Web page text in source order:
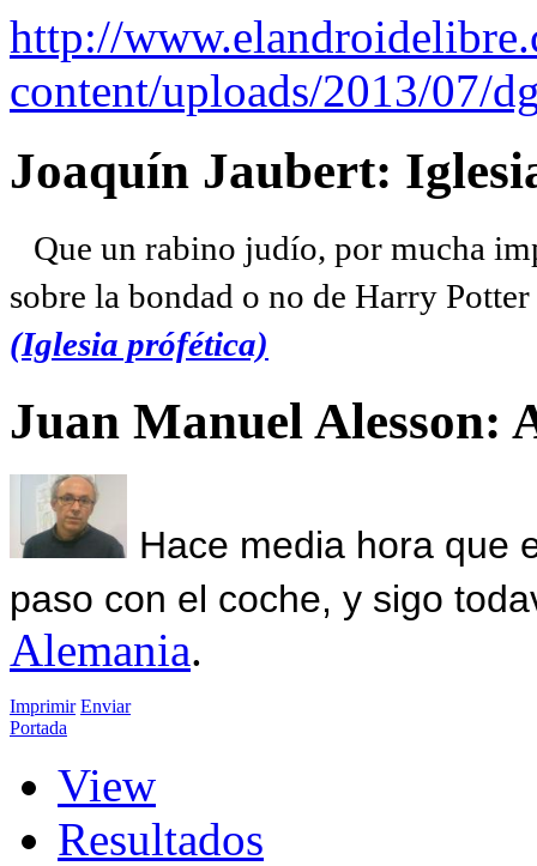
http://
content/uploads/2013/07/
Joaquín Jaubert:
Que un rabino judío, por mucha
sobre la bondad o no de Harry
(Iglesia prófética)
Juan Manuel Alesson:
Hace media hora que
paso con el coche, y sigo
Alemania.
Imprimir Enviar
Portada
View
Resultados